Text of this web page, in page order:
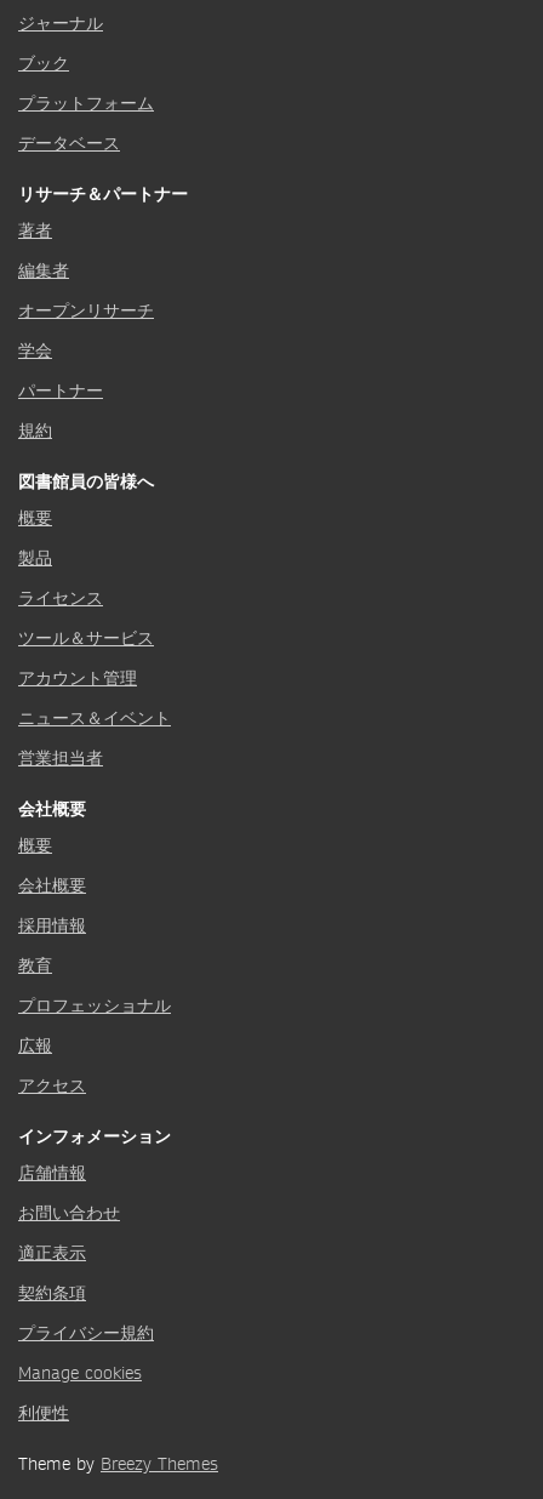
ジャーナル
ブック
プラットフォーム
データベース
リサーチ＆パートナー
著者
編集者
オープンリサーチ
学会
パートナー
規約
図書館員の皆様へ
概要
製品
ライセンス
ツール＆サービス
アカウント管理
ニュース＆イベント
営業担当者
会社概要
概要
会社概要
採用情報
教育
プロフェッショナル
広報
アクセス
インフォメーション
店舗情報
お問い合わせ
適正表示
契約条項
プライバシー規約
Manage cookies
利便性
Theme by Breezy Themes